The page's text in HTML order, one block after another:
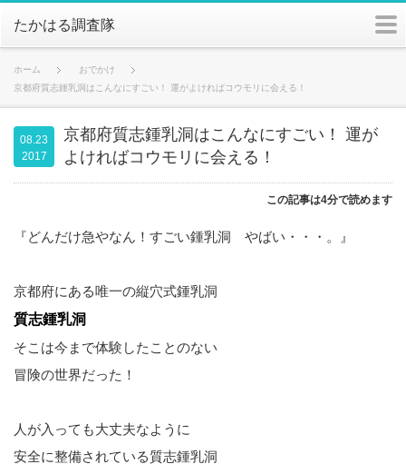
たかはる調査隊
ホーム
おでかけ
京都府質志鍾乳洞はこんなにすごい！ 運がよければコウモリに会える！
京都府質志鍾乳洞はこんなにすごい！ 運が
よければコウモリに会える！
08.23
2017
この記事は4分で読めます
『どんだけ急やなん！すごい鍾乳洞 やばい・・・。』
京都府にある唯一の縦穴式鍾乳洞
質志鍾乳洞
そこは今まで体験したことのない
冒険の世界だった！
人が入っても大丈夫なように
安全に整備されている質志鍾乳洞